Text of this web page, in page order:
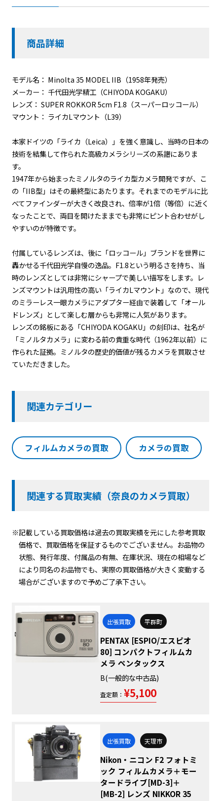
商品詳細
モデル名： Minolta 35 MODEL IIB（1958年発売）
メーカー： 千代田光学精工（CHIYODA KOGAKU）
レンズ： SUPER ROKKOR 5cm F1.8（スーパーロッコール）
マウント： ライカLマウント（L39）
本家ドイツの「ライカ（Leica）」を強く意識し、当時の日本の
技術を結集して作られた高級カメラシリーズの系譜にありま
す。
1947年から始まったミノルタのライカ型カメラ開発ですが、こ
の「IIB型」はその最終型にあたります。それまでのモデルに比
べてファインダーが大きく改良され、倍率が1倍（等倍）に近く
なったことで、両目を開けたままでも非常にピント合わせがし
やすいのが特徴です。
付属しているレンズは、後に「ロッコール」ブランドを世界に
轟かせる千代田光学自慢の逸品。F1.8という明るさを持ち、当
時のレンズとしては非常にシャープで美しい描写をします。レ
ンズマウントは汎用性の高い「ライカLマウント」なので、現代
のミラーレス一眼カメラにアダプター経由で装着して「オール
ドレンズ」として楽しむ層からも非常に人気があります。
レンズの銘板にある「CHIYODA KOGAKU」の刻印は、社名が
「ミノルタカメラ」に変わる前の貴重な時代（1962年以前）に
作られた証拠。ミノルタの歴史的価値が残るカメラを買取させ
ていただきました。
関連カテゴリー
フィルムカメラの買取 カメラの買取
関連する買取実績（奈良のカメラ買取）
※記載している買取価格は過去の買取実績を元にした参考買取
価格で、買取価格を保証するものでございません。お品物の
状態、発行年度、付属品の有無、在庫状況、現在の相場など
により同名のお品物でも、実際の買取価格が大きく変動する
場合がございますので予めご了承下さい。
出張買取 平群町
PENTAX [ESPIO/エスピオ
80] コンパクトフィルムカ
メラ ペンタックス
B(一般的な中古品)
査定額： ¥5,100
出張買取 天理市
Nikon・ニコン F2 フォトミ
ック フィルムカメラ＋モー
タードライブ[MD-3]＋
[MB-2] レンズ NIKKOR 35